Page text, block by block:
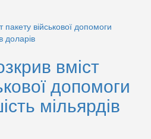
вміст
допомоги
мільярдів